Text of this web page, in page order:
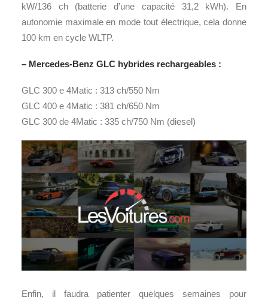
kW/136 ch (batterie d’une capacité 31,2 kWh). En
autonomie maximale en mode tout électrique, cela donne
100 km en cycle WLTP.
– Mercedes-Benz GLC hybrides rechargeables :
GLC 300 e 4Matic : 313 ch/550 Nm
GLC 400 e 4Matic : 381 ch/650 Nm
GLC 300 de 4Matic : 335 ch/750 Nm (diesel)
Enfin, il faudra patienter quelques semaines pour